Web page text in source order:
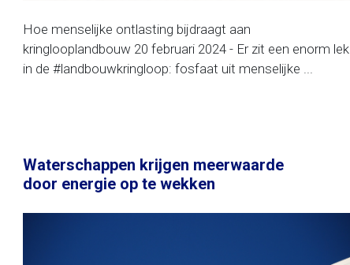
Hoe menselijke ontlasting bijdraagt aan
kringlooplandbouw 20 februari 2024 - Er zit een enorm lek
in de #landbouwkringloop: fosfaat uit menselijke ...
Waterschappen krijgen meerwaarde
door energie op te wekken